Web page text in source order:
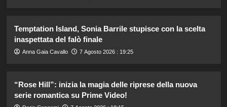
1
Phillips: l’eleganza estiva che non
dimenticherò mai.
Danilo D’Angelo: “Dopo Francesca,
faccio fatica a ritrovare me stesso”
Temptation Island, Sonia Barrile stupisce con la scelta
inaspettata del falò finale
Anna Gaia Cavallo 7 Agosto 2026 : 19:25
“Rose Hill”: inizia la magia delle riprese della nuova
serie romantica su Prime Video!